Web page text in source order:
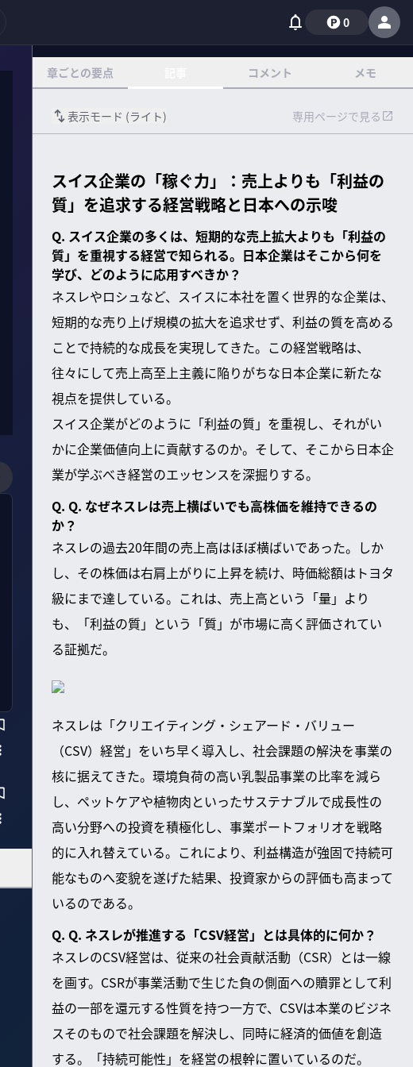
0
章ごとの要点 コメント メモ
表示モード (ライト) 専用ページで見る
スイス企業の「稼ぐ力」：売上よりも「利益の
質」を追求する経営戦略と日本への示唆
Q. スイス企業の多くは、短期的な売上拡大よりも「利益の
質」を重視する経営で知られる。日本企業はそこから何を
学び、どのように応用すべきか？
ネスレやロシュなど、スイスに本社を置く世界的な企業は、
短期的な売り上げ規模の拡大を追求せず、利益の質を高める
ことで持続的な成長を実現してきた。この経営戦略は、
往々にして売上高至上主義に陥りがちな日本企業に新たな
視点を提供している。
スイス企業がどのように「利益の質」を重視し、それがい
かに企業価値向上に貢献するのか。そして、そこから日本企
業が学ぶべき経営のエッセンスを深掘りする。
Q. Q. なぜネスレは売上横ばいでも高株価を維持できるの
か？
ネスレの過去20年間の売上高はほぼ横ばいであった。しか
し、その株価は右肩上がりに上昇を続け、時価総額はトヨタ
級にまで達している。これは、売上高という「量」より
も、「利益の質」という「質」が市場に高く評価されてい
る証拠だ。
ネスレは「クリエイティング・シェアード・バリュー
（CSV）経営」をいち早く導入し、社会課題の解決を事業の
核に据えてきた。環境負荷の高い乳製品事業の比率を減ら
し、ペットケアや植物肉といったサステナブルで成長性の
高い分野への投資を積極化し、事業ポートフォリオを戦略
的に入れ替えている。これにより、利益構造が強固で持続可
能なものへ変貌を遂げた結果、投資家からの評価も高まって
いるのである。
Q. Q. ネスレが推進する「CSV経営」とは具体的に何か？
ネスレのCSV経営は、従来の社会貢献活動（CSR）とは一線
を画す。CSRが事業活動で生じた負の側面への贖罪として利
益の一部を還元する性質を持つ一方で、CSVは本業のビジネ
スそのもので社会課題を解決し、同時に経済的価値を創造
する。「持続可能性」を経営の根幹に置いているのだ。